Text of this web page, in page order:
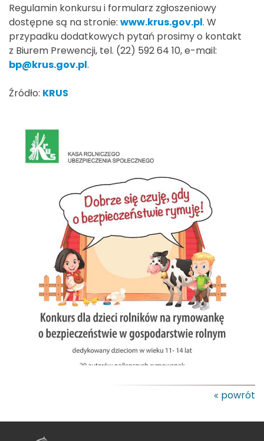
Regulamin konkursu i formularz zgłoszeniowy
dostępne są na stronie: www.krus.gov.pl. W
przypadku dodatkowych pytań prosimy o kontakt
z Biurem Prewencji, tel. (22) 592 64 10, e-mail:
bp@krus.gov.pl.
Źródło: KRUS
powrót